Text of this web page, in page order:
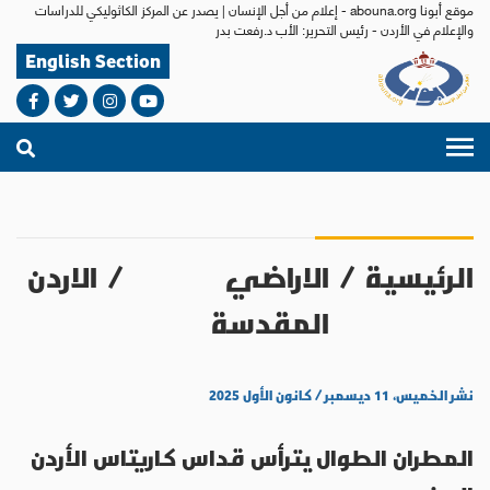
موقع أبونا abouna.org - إعلام من أجل الإنسان | يصدر عن المركز الكاثوليكي للدراسات
والإعلام في الأردن - رئيس التحرير: الأب د.رفعت بدر
English Section
الرئيسية / الاراضي
المقدسة
/ الاردن
نشر الخميس، ١١ ديسمبر / كانون الأول ٢٠٢٥
المطران الطوال يترأس قداس كاريتاس الأردن